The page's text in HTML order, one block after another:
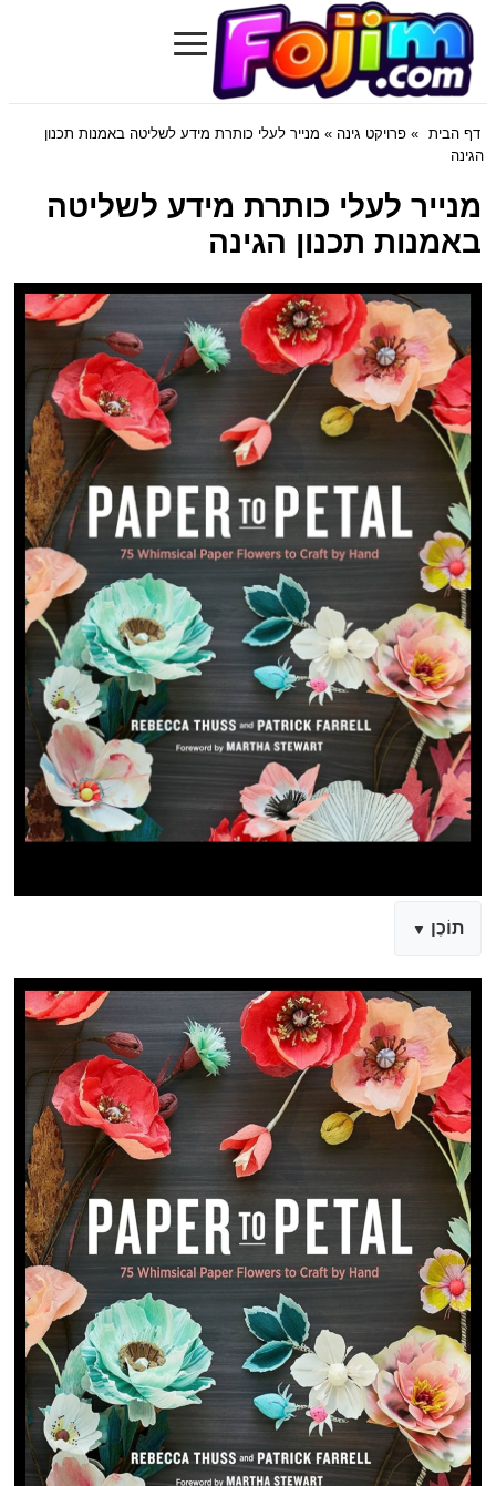
Fojim.com
≡
דף הבית » פרויקט גינה » מנייר לעלי כותרת מידע לשליטה באמנות תכנון
הגינה
מנייר לעלי כותרת מידע לשליטה
באמנות תכנון הגינה
תוֹכֶן